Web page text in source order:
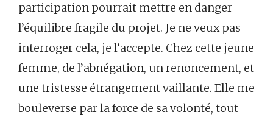
participation pourrait mettre en danger
l’équilibre fragile du projet. Je ne veux pas
interroger cela, je l’accepte. Chez cette jeune
femme, de l’abnégation, un renoncement, et
une tristesse étrangement vaillante. Elle me
bouleverse par la force de sa volonté, tout